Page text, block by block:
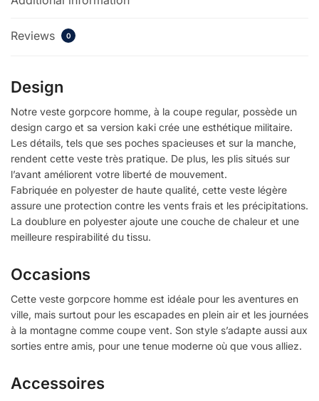
Reviews 0
Design
Notre veste gorpcore homme, à la coupe regular, possède un
design cargo et sa version kaki crée une esthétique militaire.
Les détails, tels que ses poches spacieuses et sur la manche,
rendent cette veste très pratique. De plus, les plis situés sur
l’avant améliorent votre liberté de mouvement.
Fabriquée en polyester de haute qualité, cette veste légère
assure une protection contre les vents frais et les précipitations.
La doublure en polyester ajoute une couche de chaleur et une
meilleure respirabilité du tissu.
Occasions
Cette veste gorpcore homme est idéale pour les aventures en
ville, mais surtout pour les escapades en plein air et les journées
à la montagne comme coupe vent. Son style s’adapte aussi aux
sorties entre amis, pour une tenue moderne où que vous alliez.
Accessoires